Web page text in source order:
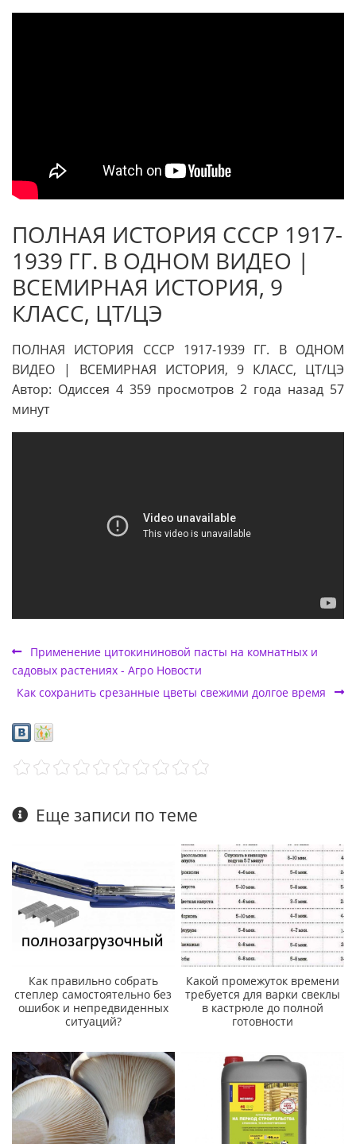
ПОЛНАЯ ИСТОРИЯ СССР 1917-
1939 ГГ. В ОДНОМ ВИДЕО |
ВСЕМИРНАЯ ИСТОРИЯ, 9
КЛАСС, ЦТ/ЦЭ
ПОЛНАЯ ИСТОРИЯ СССР 1917-1939 ГГ. В ОДНОМ
ВИДЕО | ВСЕМИРНАЯ ИСТОРИЯ, 9 КЛАСС, ЦТ/ЦЭ
Автор: Одиссея 4 359 просмотров 2 года назад 57
минут
Применение цитокининовой пасты на комнатных и
садовых растениях - Агро Новости
Как сохранить срезанные цветы свежими долгое время
Еще записи по теме
Как правильно собрать
степлер самостоятельно без
ошибок и непредвиденных
ситуаций?
Какой промежуток времени
требуется для варки свеклы
в кастрюле до полной
готовности